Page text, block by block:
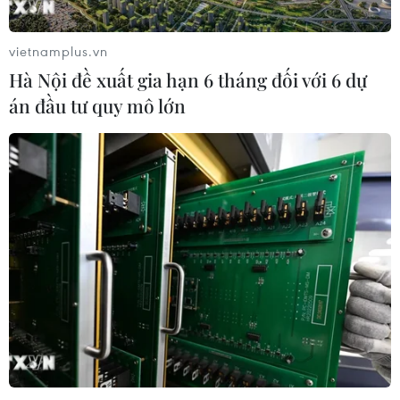
Ca vi phẫu ghép da đầu hiếm gặp
giúp bé gái phục hồi sau 10 năm
06/08/2026 07:15
Hà Nội: Kiểm tra, xác minh liên quan
đến sản phẩm giảm cân dạng bút
tiêm
06/08/2026 07:05
Người dân không sử dụng sản phẩm
giảm cân không rõ nguồn gốc, chưa
được cấp phép
06/08/2026 04:22
vietnamplus.vn
Hà Nội đề xuất gia hạn 6 tháng đối với 6 dự
án đầu tư quy mô lớn